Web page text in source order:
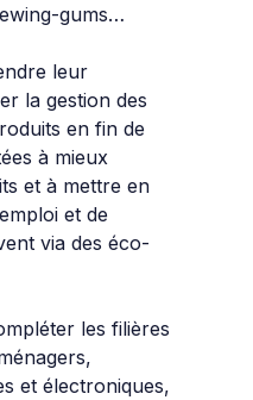
gums…
leur
la gestion des
en fin de
à mieux
et à mettre en
et de
via des éco-
les filières
et électroniques,